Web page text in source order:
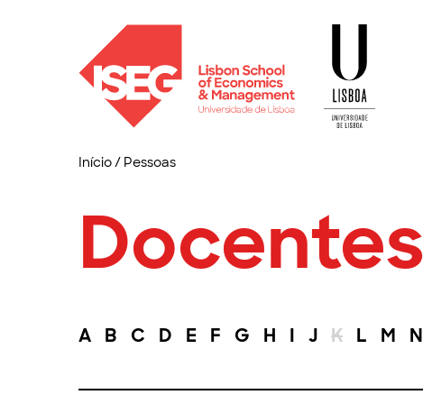
Início/ Pessoas
Docentes
A B C D E F G H I J K L M N